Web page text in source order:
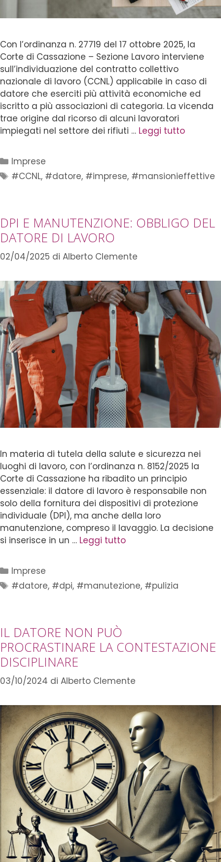
Con l’ordinanza n. 27719 del 17 ottobre 2025, la
Corte di Cassazione – Sezione Lavoro interviene
sull’individuazione del contratto collettivo
nazionale di lavoro (CCNL) applicabile in caso di
datore che eserciti più attività economiche ed
iscritto a più associazioni di categoria. La vicenda
trae origine dal ricorso di alcuni lavoratori
impiegati nel settore dei rifiuti … Leggi tutto
Imprese
#CCNL, #datore, #imprese, #mansionieffettive
DPI E MANUTENZIONE: OBBLIGO DEL
DATORE DI LAVORO
02/04/2025 di Alberto Clemente
In materia di tutela della salute e sicurezza nei
luoghi di lavoro, con l’ordinanza n. 8152/2025 la
Corte di Cassazione ha ribadito un principio
essenziale: il datore di lavoro è responsabile non
solo della fornitura dei dispositivi di protezione
individuale (DPI), ma anche della loro
manutenzione, compreso il lavaggio. La decisione
si inserisce in un … Leggi tutto
Imprese
#datore, #dpi, #manutezione, #pulizia
IL DATORE NON PUÒ
PROCRASTINARE LA CONTESTAZIONE
DISCIPLINARE
03/10/2024 di Alberto Clemente